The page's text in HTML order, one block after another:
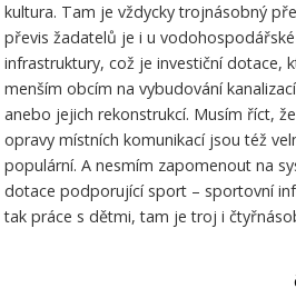
kultura. Tam je vždycky trojnásobný
převis žadatelů je i u vodohospodářské
infrastruktury, což je investiční dotace,
menším obcím na vybudování
anebo jejich rekonstrukcí. Musím říct,
opravy místních komunikací jsou též
populární. A nesmím zapomenout na
dotace podporující sport – sportovní
tak práce s dětmi, tam je troj i